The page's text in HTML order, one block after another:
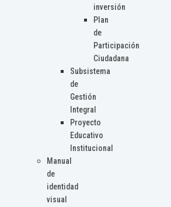
inversión
Plan
de
Participación
Ciudadana
Subsistema
de
Gestión
Integral
Proyecto
Educativo
Institucional
Manual
de
identidad
visual